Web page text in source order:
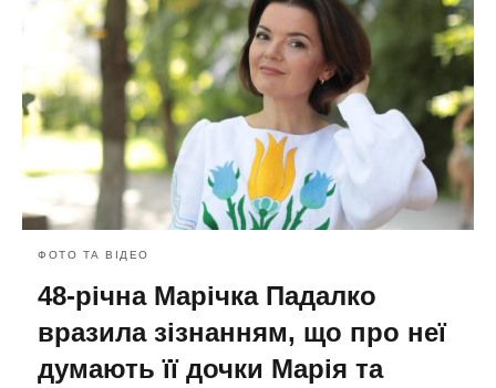
ФОТО ТА ВІДЕО
48-річна Марічка Падалко
вразила зізнанням, що про неї
думають її дочки Марія та